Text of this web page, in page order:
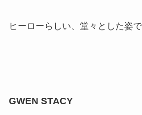
ヒーローらしい、堂々とした姿で
GWEN STACY